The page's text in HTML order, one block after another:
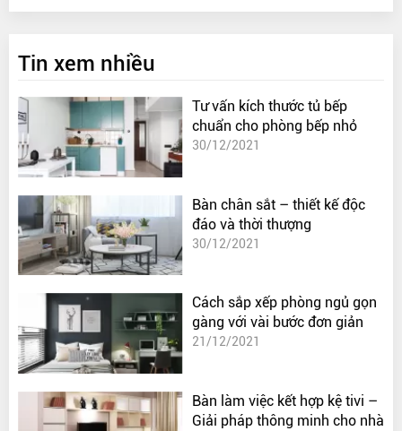
Tin xem nhiều
Tư vấn kích thước tủ bếp
chuẩn cho phòng bếp nhỏ
30/12/2021
Bàn chân sắt – thiết kế độc
đáo và thời thượng
30/12/2021
Cách sắp xếp phòng ngủ gọn
gàng với vài bước đơn giản
21/12/2021
Bàn làm việc kết hợp kệ tivi –
Giải pháp thông minh cho nhà